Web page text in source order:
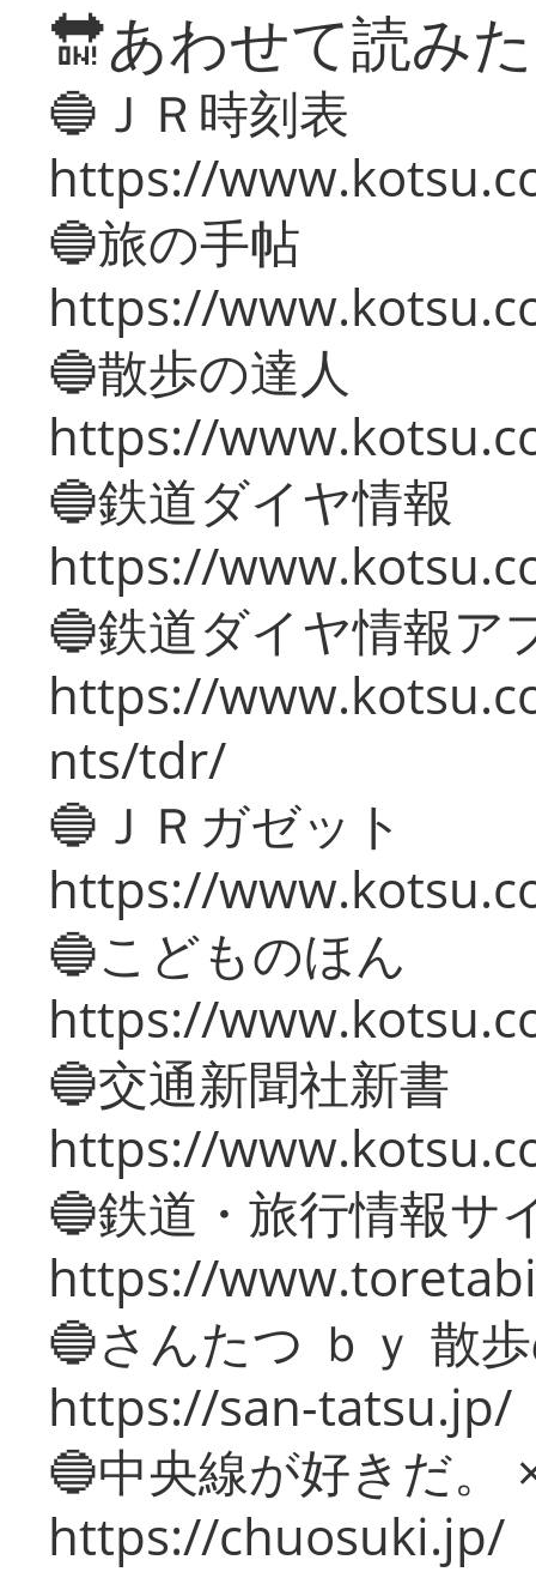
🔛あわせて読み
🔵ＪＲ時刻表
https://
🔵旅の手帖
https://
🔵散歩の達人
https://
🔵鉄道ダイヤ情報
https://
🔵鉄道ダイヤ情報ア
https://
nts/tdr/
🔵ＪＲガゼット
https://
🔵こどものほん
https://
🔵交通新聞社新書
https://
🔵鉄道・旅行情報サ
https://
🔵さんたつ ｂｙ 散
https://san-tatsu.jp/
🔵中央線が好きだ。
https://chuosuki.jp/